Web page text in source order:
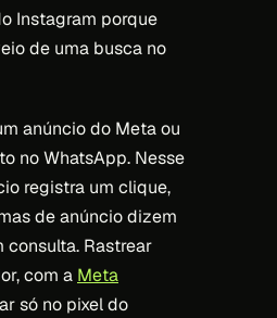
Instagram porque
de uma busca no
anúncio do Meta ou
no WhatsApp. Nesse
registra um clique,
de anúncio dizem
consulta. Rastrear
com a Meta
só no pixel do